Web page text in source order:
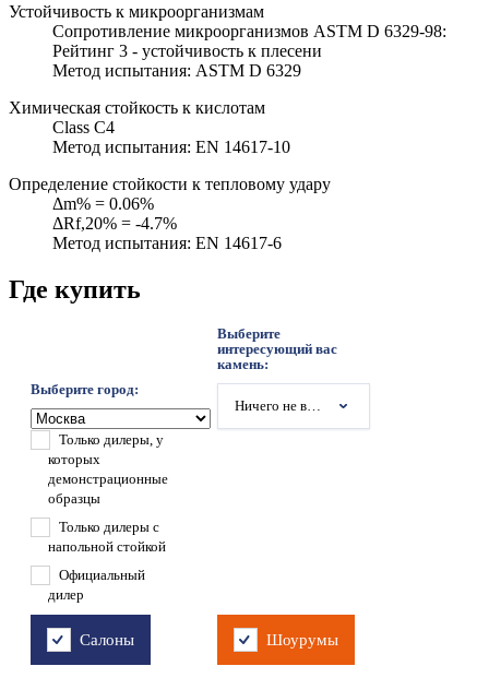
Устойчивость к микроорганизмам
Сопротивление микроорганизмов ASTM D 6329-98:
Рейтинг 3 - устойчивость к плесени
Метод испытания: ASTM D 6329
Химическая стойкость к кислотам
Class C4
Метод испытания: EN 14617-10
Определение стойкости к тепловому удару
Δm% = 0.06%
ΔRf,20% = -4.7%
Метод испытания: EN 14617-6
Где купить
Выберите город:
Выберите
интересующий вас
камень:
Ничего не выбрано
Только дилеры, у
которых
демонстрационные
образцы
Только дилеры с
напольной стойкой
Официальный
дилер
Салоны Шоурумы